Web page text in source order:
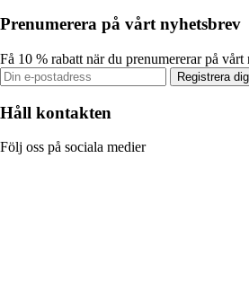
Prenumerera på vårt nyhetsbrev
Få 10 % rabatt när du prenumererar på vårt
Registrera dig
Håll kontakten
Följ oss på sociala medier